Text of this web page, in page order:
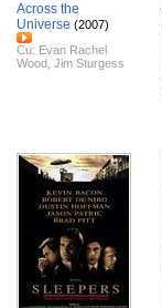
Across the
Universe (2007)
Cu: Evan Rachel
Wood Jim Sturgess